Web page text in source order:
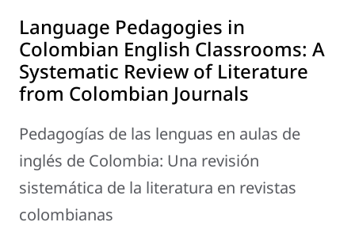
Language Pedagogies in
Colombian English Classrooms: A
Systematic Review of Literature
from Colombian Journals
Pedagogías de las lenguas en aulas de
inglés de Colombia: Una revisión
sistemática de la literatura en revistas
colombianas